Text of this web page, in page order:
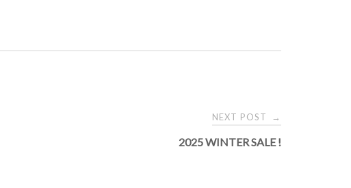
NEXT POST →
2025 WINTER SALE !